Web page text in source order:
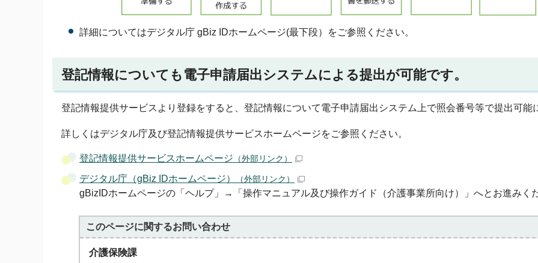
詳細についてはデジタル庁 gBiz IDホームページ(最下段）をご参照ください。
登記情報についても電子申請届出システムによる提出が可能です。
登記情報提供サービスより登録をすると、登記情報について電子申請届出システム上で照会番号等で提出可能
詳しくはデジタル庁及び登記情報提供サービスホームページをご参照ください。
登記情報提供サービスホームページ （外部リンク）
デジタル庁（gBiz IDホームページ） （外部リンク）
gBizIDホームページの「ヘルプ」→「操作マニュアル及び操作ガイド（介護事業所向け）」へとお進みく
このページに関するお問い合わせ
介護保険課